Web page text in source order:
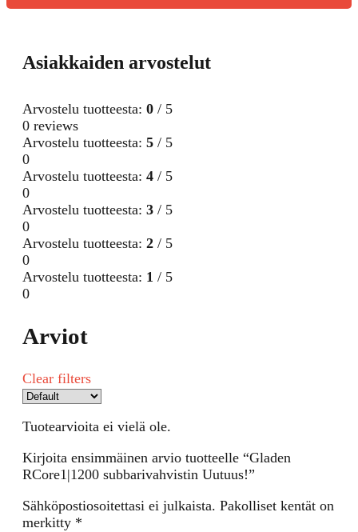
Asiakkaiden arvostelut
Arvostelu tuotteesta: 0 / 5
0 reviews
Arvostelu tuotteesta: 5 / 5
0
Arvostelu tuotteesta: 4 / 5
0
Arvostelu tuotteesta: 3 / 5
0
Arvostelu tuotteesta: 2 / 5
0
Arvostelu tuotteesta: 1 / 5
0
Arviot
Clear filters
Tuotearvioita ei vielä ole.
Kirjoita ensimmäinen arvio tuotteelle “Gladen
RCore1|1200 subbarivahvistin Uutuus!”
Sähköpostiosoitettasi ei julkaista. Pakolliset kentät on
merkitty *